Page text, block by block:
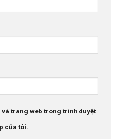
và trang web trong trình duyệt
của tôi.